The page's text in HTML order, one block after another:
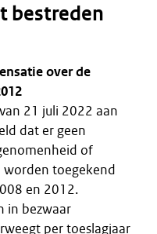
bestreden
over de
21 juli 2022 aan
dat er geen
of
worden toegekend
en 2012.
in bezwaar
per toeslagjaar